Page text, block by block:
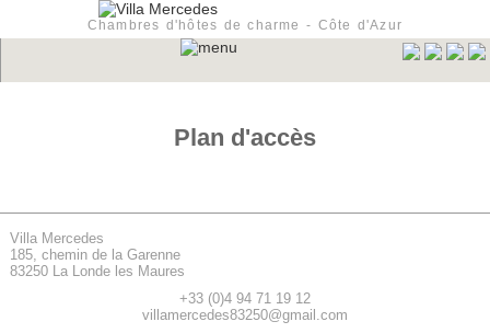
Chambres d'hôtes de charme - Côte d'Azur
Plan d'accès
Villa Mercedes
185, chemin de la Garenne
83250 La Londe les Maures
+33 (0)4 94 71 19 12
villamercedes83250@gmail.com